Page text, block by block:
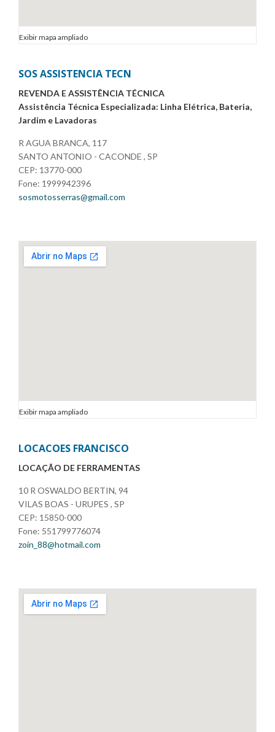
Exibir mapa ampliado
SOS ASSISTENCIA TECN
REVENDA E ASSISTÊNCIA TÉCNICA
Assistência Técnica Especializada: Linha Elétrica, Bateria,
Jardim e Lavadoras
R AGUA BRANCA, 117
SANTO ANTONIO - CACONDE , SP
CEP: 13770-000
Fone: 1999942396
sosmotosserras@gmail.com
Exibir mapa ampliado
LOCACOES FRANCISCO
LOCAÇÃO DE FERRAMENTAS
10 R OSWALDO BERTIN, 94
VILAS BOAS - URUPES , SP
CEP: 15850-000
Fone: 551799776074
zoin_88@hotmail.com